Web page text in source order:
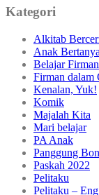
Kategori
Alkitab
Anak
Belajar
Firman dalam
Kenalan, Yuk!
Komik
Majalah Kita
Mari belajar
PA Anak
Panggung
Paskah 2022
Pelitaku
Pelitaku – Eng